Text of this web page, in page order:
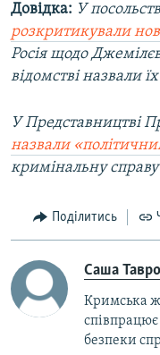
Довідка: У
розкритикували
Росія щодо
відомстві назвали
У Представництві
назвали
кримінальну
Поділитись
Саша
Кримська
співпрацює
безпеки